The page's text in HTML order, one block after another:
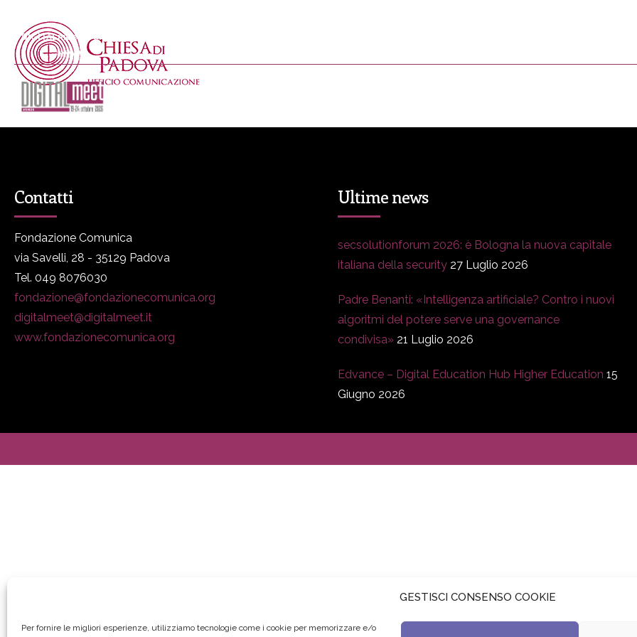
GESTISCI CONSENSO COOKIE
Per fornire le migliori esperienze, utilizziamo tecnologie come i cookie per memorizzare e/o
DIGITALmeet è un progetto promosso da Fondazione Comunica
Contatti
Fondazione Comunica
via Savelli, 28 - 35129 Padova
Tel. 049 8076030
fondazione@fondazionecomunica.org
digitalmeet@digitalmeet.it
www.fondazionecomunica.org
Ultime news
secsolutionforum 2026: è Bologna la nuova capitale
italiana della security 27 Luglio 2026
Padre Benanti: «Intelligenza artificiale? Contro i nuovi
algoritmi del potere serve una governance
condivisa» 21 Luglio 2026
Edvance – Digital Education Hub Higher Education 15
Giugno 2026